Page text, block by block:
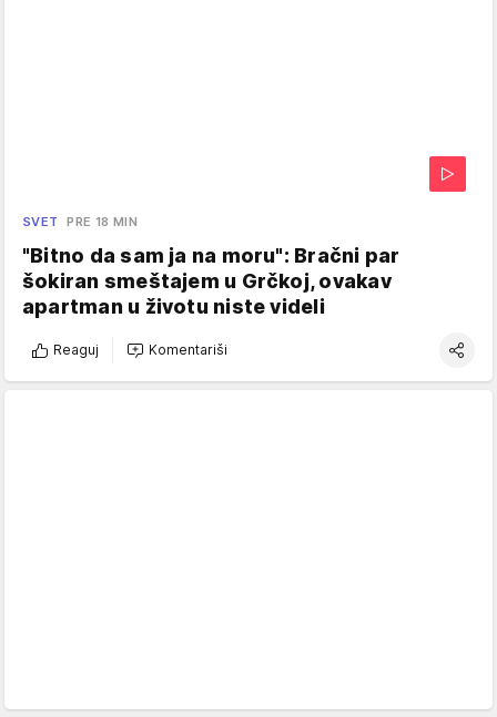
SVET PRE 18 MIN
"Bitno da sam ja na moru": Bračni par
šokiran smeštajem u Grčkoj, ovakav
apartman u životu niste videli
Reaguj Komentariši